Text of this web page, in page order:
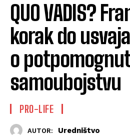
QUO VADIS?
korak do
o
samoubojstvu
PRO-LIFE
AUTOR: Uredništvo